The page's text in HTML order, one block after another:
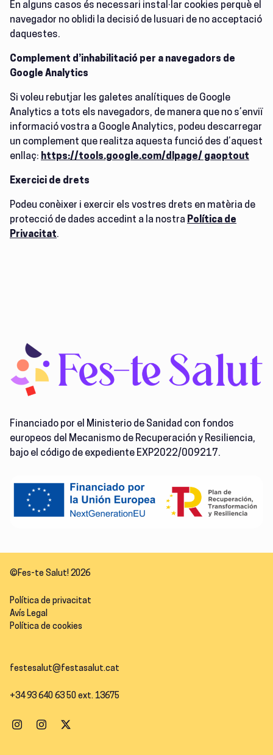
En alguns casos és necessari instal·lar cookies perquè el
navegador no oblidi la decisió de lusuari de no acceptació
daquestes.
Complement d’inhabilitació per a navegadors de
Google Analytics
Si voleu rebutjar les galetes analítiques de Google
Analytics a tots els navegadors, de manera que no s’enviï
informació vostra a Google Analytics, podeu descarregar
un complement que realitza aquesta funció des d’aquest
enllaç: https://tools.google.com/dlpage/ gaoptout
Exercici de drets
Podeu conèixer i exercir els vostres drets en matèria de
protecció de dades accedint a la nostra Política de
Privacitat.
Financiado por el Ministerio de Sanidad con fondos
europeos del Mecanismo de Recuperación y Resiliencia,
bajo el código de expediente EXP2022/009217.
©Fes-te Salut! 2026
Política de privacitat
Avís Legal
Política de cookies
festesalut@festasalut.cat
+34 93 640 63 50 ext. 13675